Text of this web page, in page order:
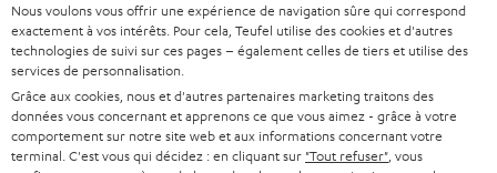
à
l
a
n
e
SYSTEMES COMPLETS HOME CINEMA
STEREO
SUPPORT
CARRIÈRE
PRESSE
Boutiques en ligne Teufel
ALLEMAGNE
Nous voulons vous offrir une expérience de navigation sûre qui correspond
exactement à vos intérêts. Pour cela, Teufel utilise des cookies et d'autres
technologies de suivi sur ces pages – également celles de tiers et utilise des
services de personnalisation.
Grâce aux cookies, nous et d'autres partenaires marketing traitons des
données vous concernant et apprenons ce que vous aimez - grâce à votre
comportement sur notre site web et aux informations concernant votre
terminal. C'est vous qui décidez : en cliquant sur "Tout refuser" , vous